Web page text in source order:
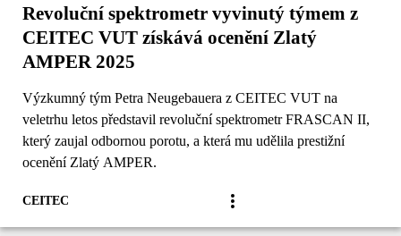
Revoluční spektrometr vyvinutý týmem z
CEITEC VUT získává ocenění Zlatý
AMPER 2025
Výzkumný tým Petra Neugebauera z CEITEC VUT na
veletrhu letos představil revoluční spektrometr FRASCAN II,
který zaujal odbornou porotu, a která mu udělila prestižní
ocenění Zlatý AMPER.
CEITEC